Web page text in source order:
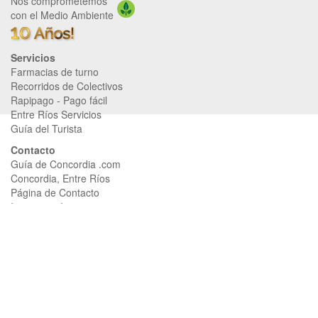
con el Medio Ambiente
Servicios
Farmacias de turno
Recorridos de Colectivos
Rapipago - Pago fácil
Entre Ríos Servicios
Guía del Turista
Contacto
Guía de Concordia .com
Concordia, Entre Ríos
Página de Contacto
Iniciar sesión